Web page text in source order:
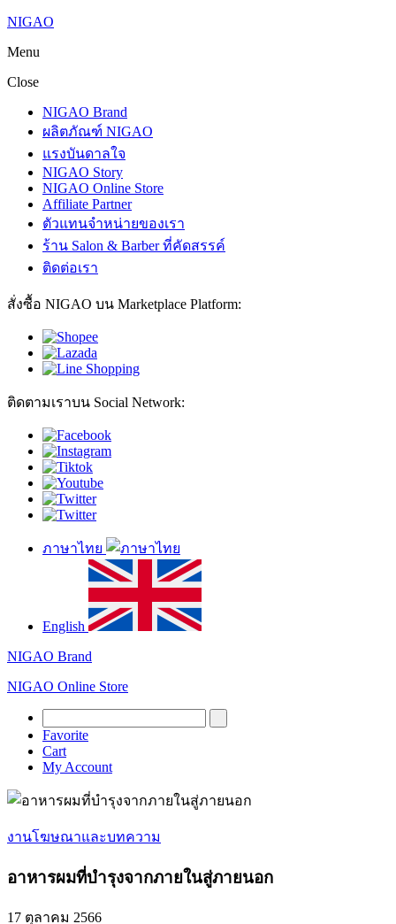
NIGAO
Menu
Close
NIGAO Brand
ผลิตภัณฑ์ NIGAO
แรงบันดาลใจ
NIGAO Story
NIGAO Online Store
Affiliate Partner
ตัวแทนจำหน่ายของเรา
ร้าน Salon & Barber ที่คัดสรรค์
ติดต่อเรา
สั่งซื้อ NIGAO บน Marketplace Platform:
ติดตามเราบน Social Network:
ภาษาไทย
English
NIGAO Brand
NIGAO Online Store
Favorite
Cart
My Account
งานโฆษณาและบทความ
อาหารผมที่บำรุงจากภายในสู่ภายนอก
17 ตุลาคม 2566